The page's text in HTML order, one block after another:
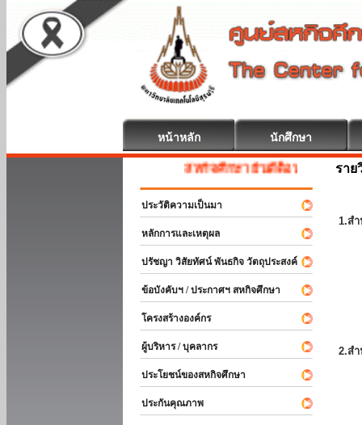
หน้าหลัก นักศึกษา
สหกิจศึกษา ยินดีต้อนรับ
ประวัติความเป็นมา
หลักการและเหตุผล
ปรัชญา วิสัยทัศน์ พันธกิจ วัตถุประสงค์
ข้อบังคับฯ / ประกาศฯ สหกิจศึกษา
โครงสร้างองค์กร
ผู้บริหาร / บุคลากร
ประโยชน์ของสหกิจศึกษา
ประกันคุณภาพ
ราย
1.ส
2.ส